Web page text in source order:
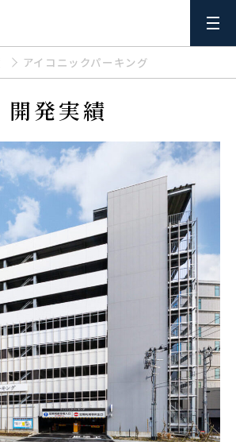
アイコニックパーキング
開発実績